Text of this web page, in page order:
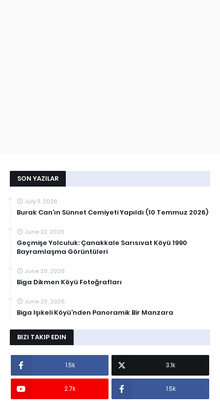
SON YAZILAR
July 11, 2026
Burak Can’ın Sünnet Cemiyeti Yapıldı (10 Temmuz 2026)
June 22, 2026
Geçmişe Yolculuk: Çanakkale Sarısıvat Köyü 1990
Bayramlaşma Görüntüleri
June 20, 2026
Biga Dikmen Köyü Fotoğrafları
June 20, 2026
Biga Işıkeli Köyü’nden Panoramik Bir Manzara
BIZI TAKIP EDIN
1.5k 3.1k
2.7k 1.5k